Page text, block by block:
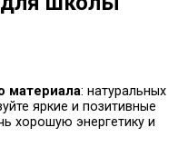
материала: натуральных
яркие и позитивные
хорошую энергетику и